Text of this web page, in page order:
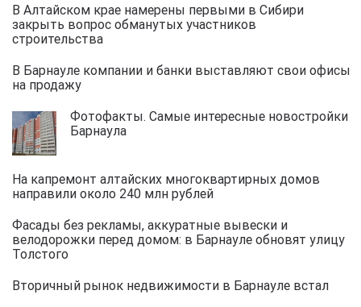
В Алтайском крае намерены первыми в Сибири
закрыть вопрос обманутых участников
строительства
В Барнауле компании и банки выставляют свои офисы
на продажу
Фотофакты. Самые интересные новостройки
Барнаула
На капремонт алтайских многоквартирных домов
направили около 240 млн рублей
Фасады без рекламы, аккуратные вывески и
велодорожки перед домом: в Барнауле обновят улицу
Толстого
Вторичный рынок недвижимости в Барнауле встал